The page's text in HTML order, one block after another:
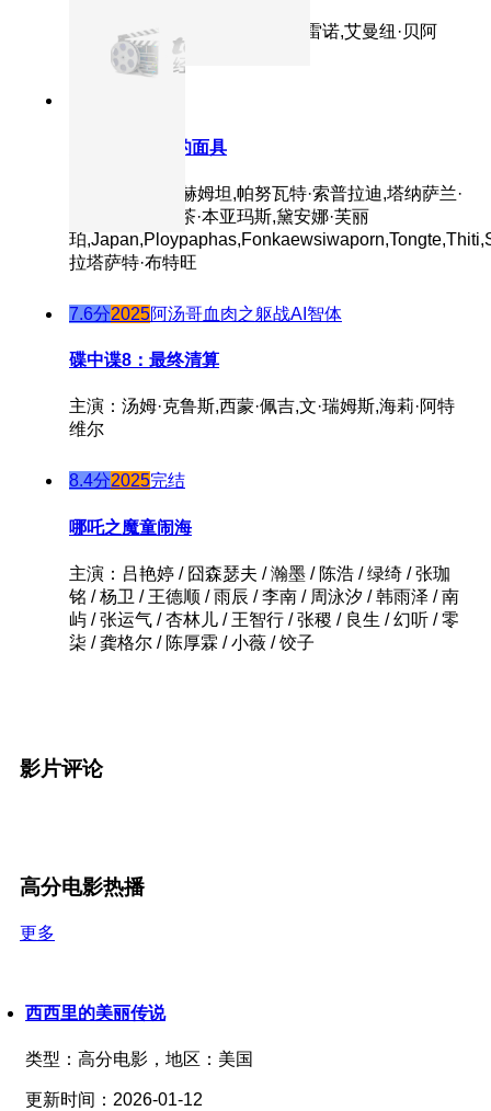
主演：汤姆·克鲁斯,强·沃特,让·雷诺,艾曼纽·贝阿
魔眼：被诅咒的面具
主演：蒙拓普·赫姆坦,帕努瓦特·索普拉迪,塔纳萨兰·
萨姆通莱,普缇茶·本亚玛斯,黛安娜·芙丽
珀
拉塔萨特·布特旺
7.6分2025阿汤哥血肉之躯战AI智体
碟中谍8：最终清算
主演：汤姆·克鲁斯,西蒙·佩吉,文·瑞姆斯,海莉·阿特
维尔
8.4分2025完结
哪吒之魔童闹海
主演：吕艳婷 / 囧森瑟夫 / 瀚墨 / 陈浩 / 绿绮 / 张珈
铭 / 杨卫 / 王德顺 / 雨辰 / 李南 / 周泳汐 / 韩雨泽 / 南
屿 / 张运气 / 杏林儿 / 王智行 / 张稷 / 良生 / 幻听 / 零
柒 / 龚格尔 / 陈厚霖 / 小薇 / 饺子
影片评论
高分电影热播
更多
西西里的美丽传说
类型： 高分电影， 地区： 美国
更新时间： 2026-01-12